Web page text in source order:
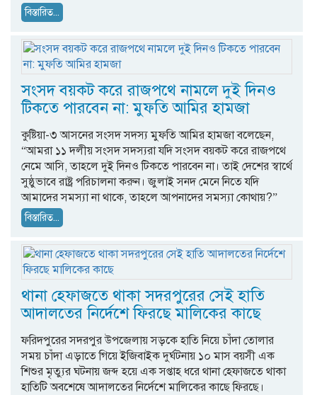
বিস্তারিত...
সংসদ বয়কট করে রাজপথে নামলে দুই দিনও
টিকতে পারবেন না: মুফতি আমির হামজা
কুষ্টিয়া-৩ আসনের সংসদ সদস্য মুফতি আমির হামজা বলেছেন,
“আমরা ১১ দলীয় সংসদ সদস্যরা যদি সংসদ বয়কট করে রাজপথে
নেমে আসি, তাহলে দুই দিনও টিকতে পারবেন না। তাই দেশের স্বার্থে
সুষ্ঠুভাবে রাষ্ট্র পরিচালনা করুন। জুলাই সনদ মেনে নিতে যদি
আমাদের সমস্যা না থাকে, তাহলে আপনাদের সমস্যা কোথায়?”
বিস্তারিত...
থানা হেফাজতে থাকা সদরপুরের সেই হাতি
আদালতের নির্দেশে ফিরছে মালিকের কাছে
ফরিদপুরের সদরপুর উপজেলায় সড়কে হাতি নিয়ে চাঁদা তোলার
সময় চাঁদা এড়াতে গিয়ে ইজিবাইক দুর্ঘটনায় ১০ মাস বয়সী এক
শিশুর মৃত্যুর ঘটনায় জব্দ হয়ে এক সপ্তাহ ধরে থানা হেফাজতে থাকা
হাতিটি অবশেষে আদালতের নির্দেশে মালিকের কাছে ফিরছে।